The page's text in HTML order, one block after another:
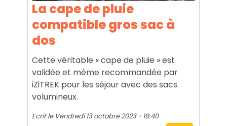
La cape de pluie
compatible gros sac à
dos
Cette véritable « cape de pluie » est
validée et même recommandée par
iZiTREK pour les séjour avec des sacs
volumineux.
Ecrit le Vendredi 13 octobre 2023 - 18:40